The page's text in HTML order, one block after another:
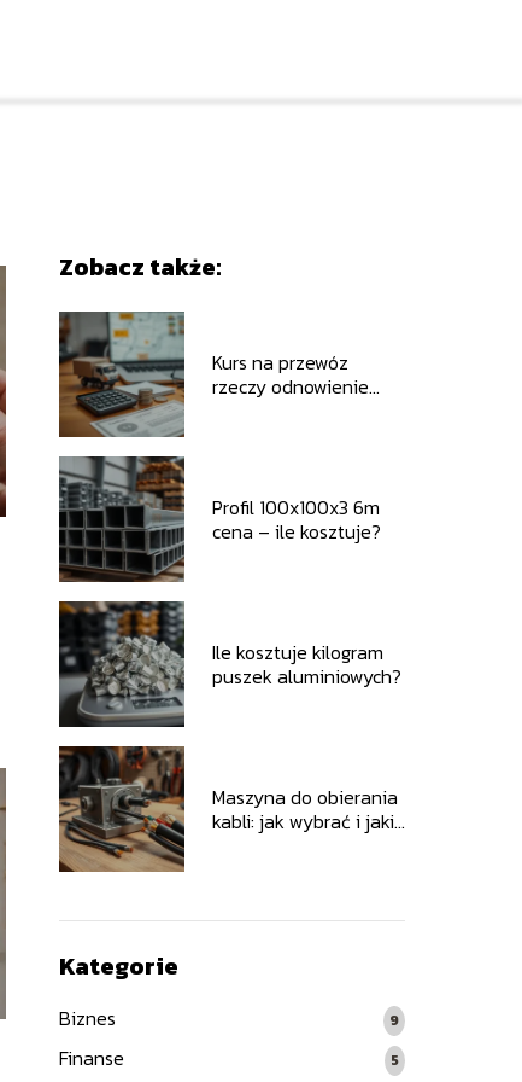
Zobacz także:
Kurs na przewóz
rzeczy odnowienie
Profil 100x100x3 6m
cena – ile kosztuje?
Ile kosztuje kilogram
puszek aluminiowych?
Maszyna do obierania
kabli: jak wybrać i jakie
Kategorie
Biznes 9
Finanse 5